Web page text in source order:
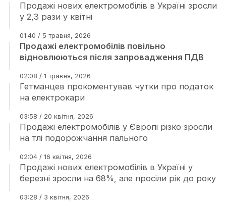
Продажі нових електромобілів в Україні зросли
у 2,3 рази у квітні
01:40 / 5 травня, 2026
Продажі електромобілів повільно
відновлюються після запровадження ПДВ
02:08 / 1 травня, 2026
Гетманцев прокоментував чутки про податок
на електрокари
03:58 / 20 квітня, 2026
Продажі електромобілів у Європі різко зросли
на тлі подорожчання пального
02:04 / 16 квітня, 2026
Продажі нових електромобілів в Україні у
березні зросли на 68%, але просіли рік до року
03:28 / 3 квітня, 2026